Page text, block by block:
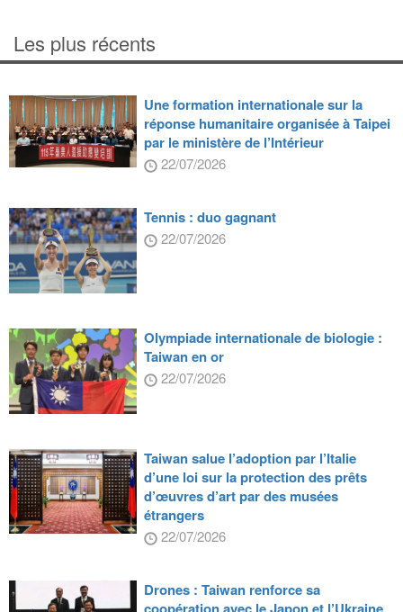
Les plus récents
Une formation internationale sur la
réponse humanitaire organisée à Taipei
par le ministère de l’Intérieur
22/07/2026
Tennis : duo gagnant
22/07/2026
Olympiade internationale de biologie :
Taiwan en or
22/07/2026
Taiwan salue l’adoption par l’Italie
d’une loi sur la protection des prêts
d’œuvres d’art par des musées
étrangers
22/07/2026
Drones : Taiwan renforce sa
coopération avec le Japon et l’Ukraine